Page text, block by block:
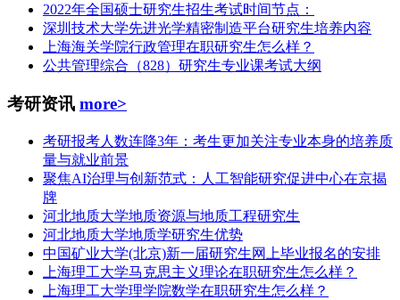
2022年全国硕士研究生招生考试时间节点：
深圳技术大学先进光学精密制造平台研究生培养内容
上海海关学院行政管理在职研究生怎么样？
公共管理综合（828）研究生专业课考试大纲
考研资讯 more>
考研报考人数连降3年：考生更加关注专业本身的培养质
量与就业前景
聚焦AI治理与创新范式：人工智能研究促进中心在京揭
牌
河北地质大学地质资源与地质工程研究生
河北地质大学地质学研究生优势
中国矿业大学(北京)新一届研究生网上毕业报名的安排
上海理工大学马克思主义理论在职研究生怎么样？
上海理工大学理学院数学在职研究生怎么样？